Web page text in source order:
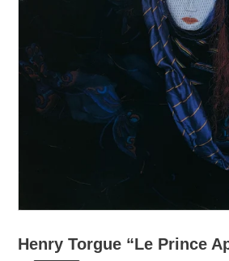
Henry Torgue “Le Prince